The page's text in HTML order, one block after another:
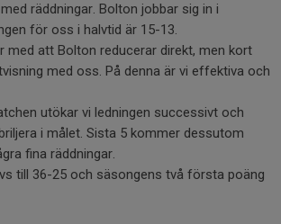
räddningar. Bolton jobbar sig in i
för oss i halvtid är 15-13.
med att Bolton reducerar direkt, men kort
med oss. På denna är vi effektiva och
utökar vi ledningen successivt och
i målet. Sista 5 kommer dessutom
fina räddningar.
till 36-25 och säsongens två första poäng